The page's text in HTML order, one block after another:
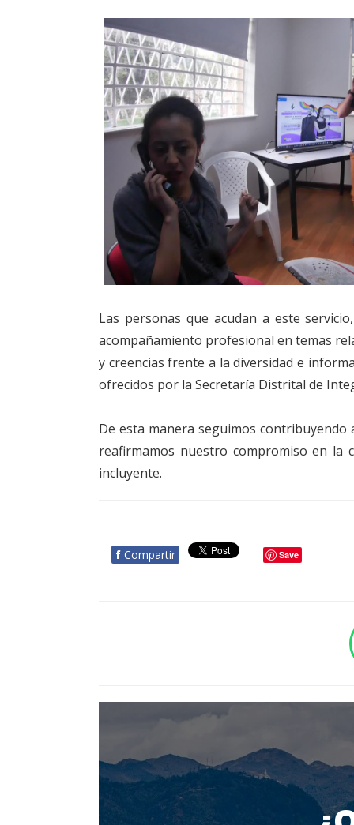
Las personas que acudan a este
acompañamiento profesional en temas
y creencias frente a la diversidad e
ofrecidos por la Secretaría Distrital de
De esta manera seguimos contribuyendo
reafirmamos nuestro compromiso en la
incluyente.
f Compartir Save